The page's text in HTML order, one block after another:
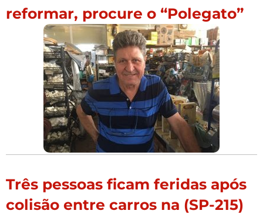
reformar, procure o “Polegato”
Três pessoas ficam feridas após
colisão entre carros na (SP-215)